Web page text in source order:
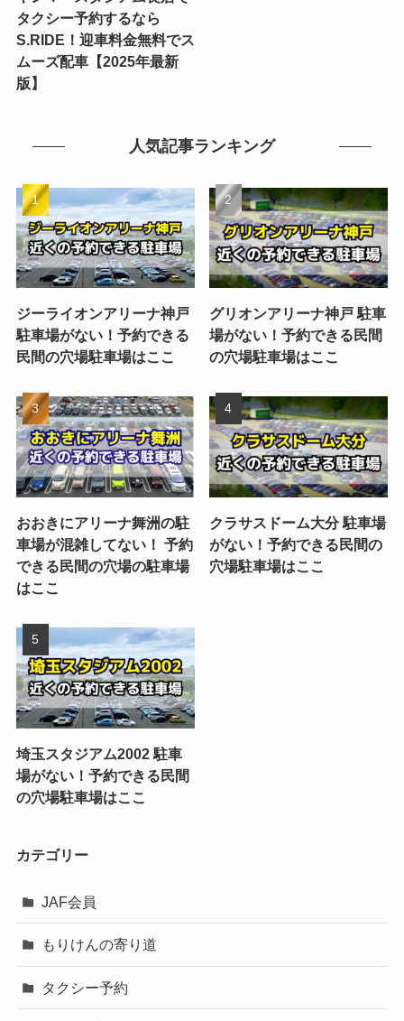
タクシー予約するなら
S.RIDE！迎車料金無料でス
ムーズ配車【2025年最新
版】
人気記事ランキング
ジーライオンアリーナ神戸
駐車場がない！予約できる
民間の穴場駐車場はここ
グリオンアリーナ神戸 駐車
場がない！予約できる民間
の穴場駐車場はここ
おおきにアリーナ舞洲の駐
車場が混雑してない！ 予約
できる民間の穴場の駐車場
はここ
クラサスドーム大分 駐車場
がない！予約できる民間の
穴場駐車場はここ
埼玉スタジアム2002 駐車
場がない！予約できる民間
の穴場駐車場はここ
カテゴリー
JAF会員
もりけんの寄り道
タクシー予約